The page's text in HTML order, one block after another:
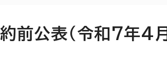
前公表（令和7年4